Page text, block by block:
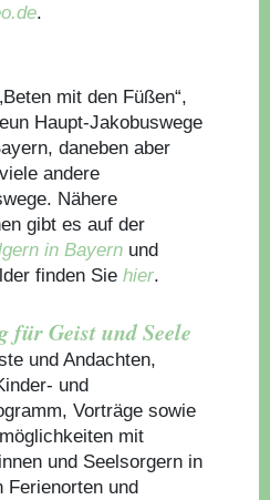
.
mit den Füßen“,
Haupt-Jakobuswege
daneben aber
andere
Nähere
gibt es auf der
in Bayern und
finden Sie hier.
für Geist und Seele
und Andachten,
und
Vorträge sowie
mit
und Seelsorgern in
Ferienorten und